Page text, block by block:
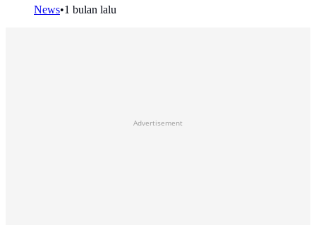
News•1 bulan lalu
Advertisement